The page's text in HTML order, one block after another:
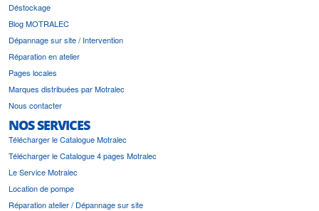
Déstockage
Blog MOTRALEC
Dépannage sur site / Intervention
Réparation en atelier
Pages locales
Marques distribuées par Motralec
Nous contacter
NOS SERVICES
Télécharger le Catalogue Motralec
Télécharger le Catalogue 4 pages Motralec
Le Service Motralec
Location de pompe
Réparation atelier / Dépannage sur site